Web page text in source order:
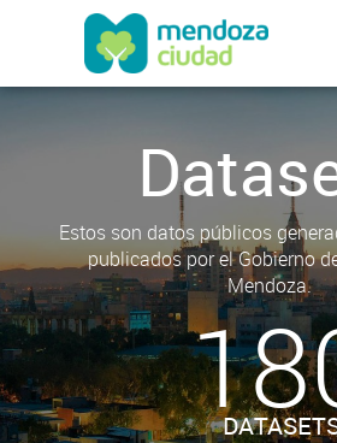
Estos son datos públicos
publicados por el Gobierno
Mendoza.